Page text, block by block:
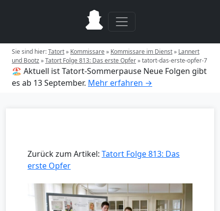
Sie sind hier:Tatort» Kommissare» Kommissare im Dienst» Lannert
und Bootz»Tatort Folge 813: Das erste Opfer»tatort-das-erste-opfer-7
🏖️ Aktuell ist Tatort-Sommerpause Neue Folgen gibt
es ab 13 September. Mehr erfahren →
Zurück zum Artikel: Tatort Folge 813: Das
erste Opfer